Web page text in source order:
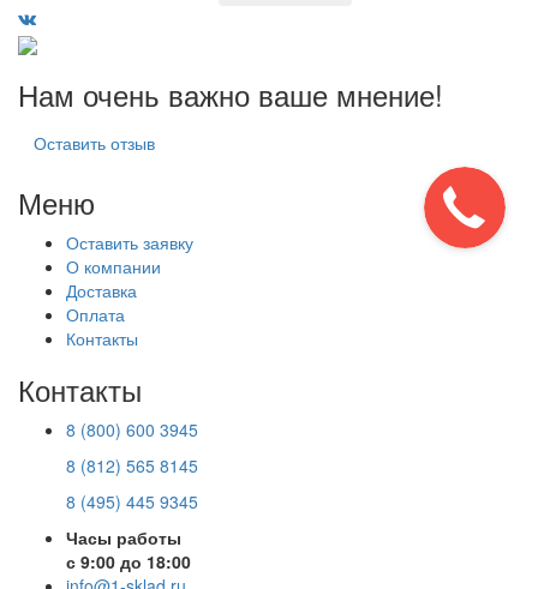
Нам очень важно ваше мнение!
Оставить отзыв
Меню
Оставить заявку
О компании
Доставка
Оплата
Контакты
Контакты
8 (800) 600 3945
8 (812) 565 8145
8 (495) 445 9345
Часы работы
с 9:00 до 18:00